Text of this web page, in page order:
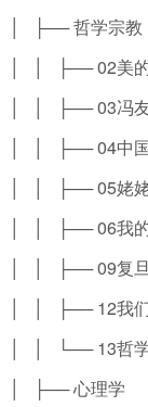
│ ├── 哲学宗教
│ │ ├── 02美
│ │ ├── 03冯
│ │ ├── 04中
│ │ ├── 05姥
│ │ ├── 06我
│ │ ├── 09复
│ │ ├── 12我
│ │ └── 13哲
│ ├── 心理学